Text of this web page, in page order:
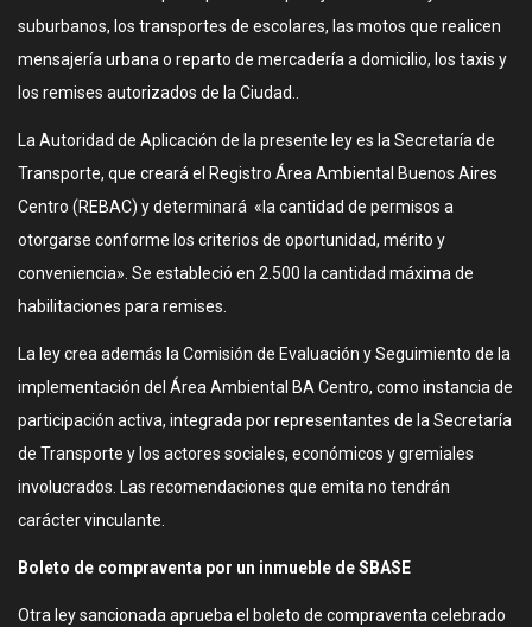
suburbanos, los transportes de escolares, las motos que realicen
mensajería urbana o reparto de mercadería a domicilio, los taxis y
los remises autorizados de la Ciudad..
La Autoridad de Aplicación de la presente ley es la Secretaría de
Transporte, que creará el Registro Área Ambiental Buenos Aires
Centro (REBAC) y determinará «la cantidad de permisos a
otorgarse conforme los criterios de oportunidad, mérito y
conveniencia». Se estableció en 2.500 la cantidad máxima de
habilitaciones para remises.
La ley crea además la Comisión de Evaluación y Seguimiento de la
implementación del Área Ambiental BA Centro, como instancia de
participación activa, integrada por representantes de la Secretaría
de Transporte y los actores sociales, económicos y gremiales
involucrados. Las recomendaciones que emita no tendrán
carácter vinculante.
Boleto de compraventa por un inmueble de SBASE
Otra ley sancionada aprueba el boleto de compraventa celebrado